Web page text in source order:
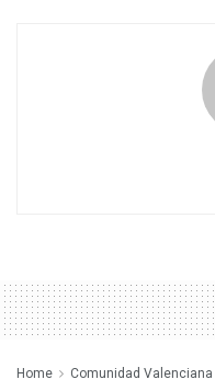
Home Comunidad Valenciana